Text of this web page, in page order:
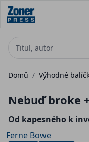
Domů / Výhodné
Nebuď broke
Od kapesného k
Ferne Bowe